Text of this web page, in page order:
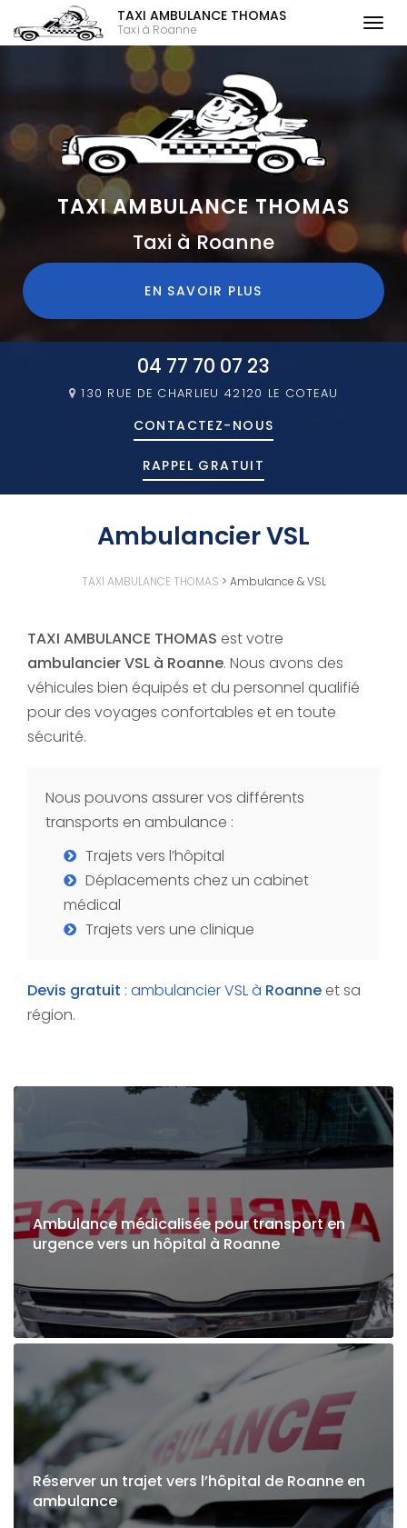
principal
TAXI AMBULANCE THOMAS
Taxi à Roanne
TAXI AMBULANCE THOMAS
Taxi à Roanne
EN SAVOIR PLUS
04 77 70 07 23
130 RUE DE CHARLIEU 42120 LE COTEAU
CONTACTEZ- NOUS
RAPPEL GRATUIT
Ambulancier VSL
TAXI AMBULANCE THOMAS > Ambulance & VSL
TAXI AMBULANCE THOMAS est votre
ambulancier VSL à Roanne. Nous avons des
véhicules bien équipés et du personnel qualifié
pour des voyages confortables et en toute
sécurité.
Nous pouvons assurer vos différents
transports en ambulance :
Trajets vers l’hôpital
Déplacements chez un cabinet
médical
Trajets vers une clinique
Devis gratuit : ambulancier VSL à Roanne et sa
région.
Ambulance médicalisée pour transport en
urgence vers un hôpital à Roanne
Réserver un trajet vers l’hôpital de Roanne en
ambulance